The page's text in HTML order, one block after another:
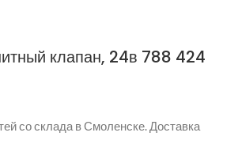
клапан, 24в 788 424
со склада в Смоленске. Доставка